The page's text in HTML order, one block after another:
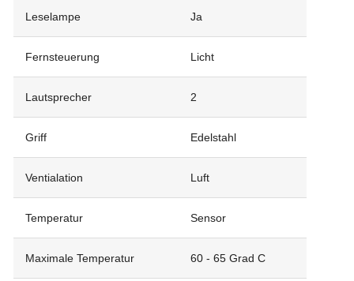
Leselampe Ja
Fernsteuerung Licht
Lautsprecher 2
Griff Edelstahl
Ventialation Luft
Temperatur Sensor
Maximale Temperatur 60 - 65 Grad C